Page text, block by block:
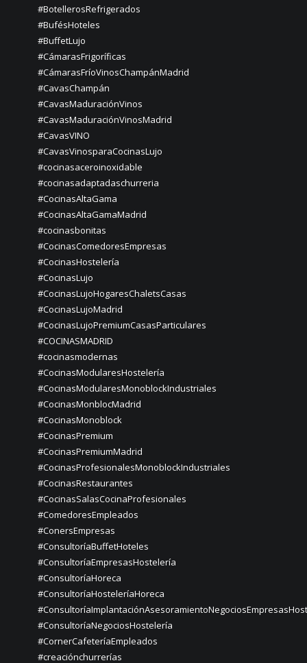
#BotellerosRefrigerados
#BufésHoteles
#BuffetLujo
#CámarasFrigoríficas
#CámarasFríoVinosChampánMadrid
#CavasChampán
#CavasMaduraciónVinos
#CavasMaduraciónVinosMadrid
#CavasVINO
#CavasVinosparaCocinasLujo
#cocinasaceroinoxidable
#cocinasadaptadaschurreria
#CocinasAltaGama
#CocinasAltaGamaMadrid
#cocinasbonitas
#CocinasComedoresEmpresas
#CocinasHostelería
#CocinasLujo
#CocinasLujoHogaresChaletsCasas
#CocinasLujoMadrid
#CocinasLujoPremiumCasasParticulares
#COCINASMADRID
#cocinasmodernas
#CocinasModularesHostelería
#CocinasModularesMonoblockIndustriales
#CocinasMonblocMadrid
#CocinasMonoblock
#CocinasPremium
#CocinasPremiumMadrid
#CocinasProfesionalesMonoblockIndustriales
#CocinasRestaurantes
#CocinasSalasCocinaProfesionales
#ComedoresEmpleados
#ConersEmpresas
#ConsultoríaBuffetHoteles
#ConsultoríaEmpresasHostelería
#ConsultoríaHoreca
#ConsultoríaHosteleríaHoreca
#ConsultoríaNegociosHostelería
#CornerCafeteríaEmpleados
#creaciónchurrerías